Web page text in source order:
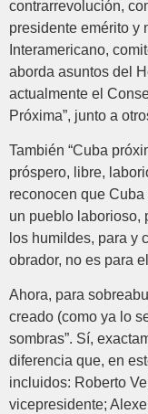
contrarrevolución,
presidente emérito y
Interamericano,
aborda asuntos del
actualmente el
Próxima”, junto a
También “Cuba
próspero, libre,
reconocen que
un pueblo laborioso,
los humildes, para y
obrador, no es para
Ahora, para
creado (como ya lo
sombras”. Sí,
diferencia que, en
incluidos: Roberto
vicepresidente;